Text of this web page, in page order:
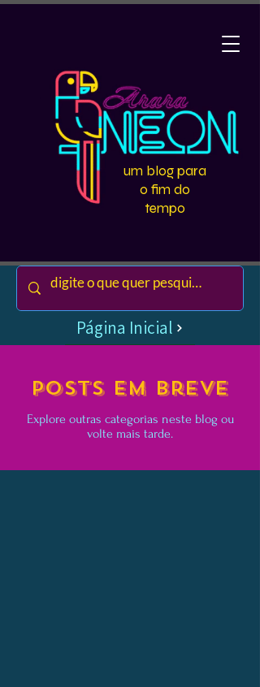
um blog para
o fim do
tempo
Página Inicial
Posts em breve
Explore outras categorias neste blog ou
volte mais tarde.